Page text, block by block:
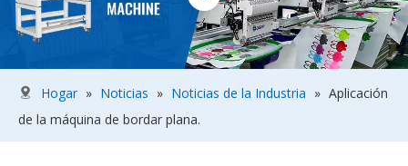
Hogar » Noticias » Noticias de la Industria » Aplicación
de la máquina de bordar plana.